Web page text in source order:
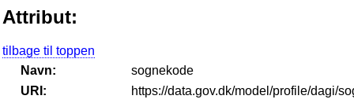
Attribut:
tilbage til toppen
Navn:
sognekode
URI:
https://data.gov.dk/model/profile/dagi/